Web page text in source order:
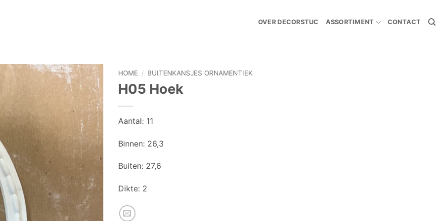
OVER DECORSTUC ASSORTIMENT CONTACT
HOME / BUITENKANSJES ORNAMENTIEK
H05 Hoek
Aantal: 11
Binnen: 26,3
Buiten: 27,6
Dikte: 2